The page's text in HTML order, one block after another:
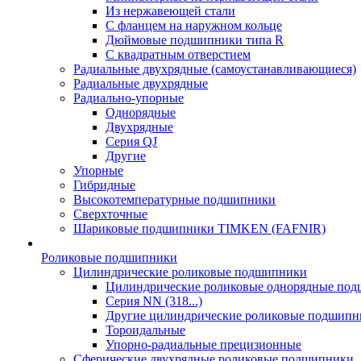
Из нержавеющей стали
С фланцем на наружном кольце
Дюймовые подшипники типа R
С квадратным отверстием
Радиальные двухрядные (самоустанавливающиеся)
Радиальные двухрядные
Радиально-упорные
Однорядные
Двухрядные
Серия QJ
Другие
Упорные
Гибридные
Высокотемпературные подшипники
Сверхточные
Шариковые подшипники TIMKEN (FAFNIR)
Роликовые подшипники
Цилиндрические роликовые подшипники
Цилиндрические роликовые однорядные
Серия NN (318...)
Другие цилиндрические роликовые
Тороидальные
Упорно-радиальные прецизионные